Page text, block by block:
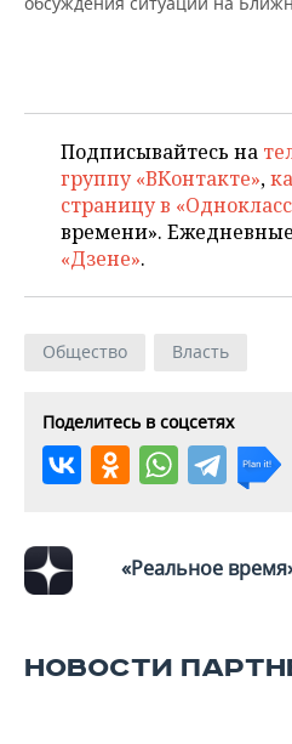
Подписывайтесь на
группу «ВКонтакте»,
страницу в
времени».
«Дзене».
Общество Власть
Поделитесь в соцсетях
«Реальное
НОВОСТИ